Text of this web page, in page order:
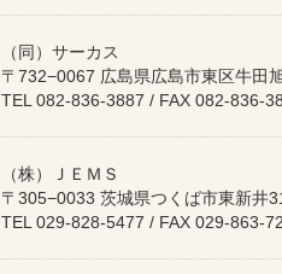
（同）サーカス
〒732−0067 広島県広島市東区牛田
TEL 082-836-3887 / FAX 082-836-
（株）ＪＥＭＳ
〒305−0033 茨城県つくば市東新井
TEL 029-828-5477 / FAX 029-863-